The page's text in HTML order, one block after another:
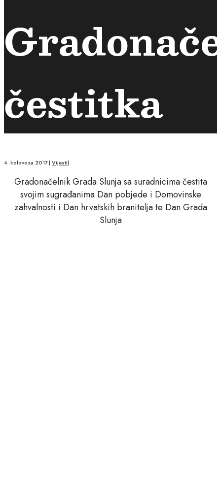
čestitka
4. kolovoza 2017.| Vijesti|
Gradonačelnik Grada Slunja sa suradnicima čestita
svojim sugrađanima Dan pobjede i Domovinske
zahvalnosti i Dan hrvatskih branitelja te Dan Grada
Slunja